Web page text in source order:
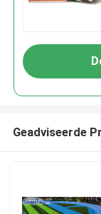
Geadviseerde